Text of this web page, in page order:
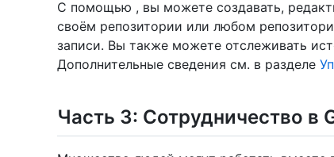
С помощью , вы можете создавать,
своём репозитории или любом
записи. Вы также можете отслеживать
Дополнительные сведения см. в разделе
Часть 3: Сотрудничество в